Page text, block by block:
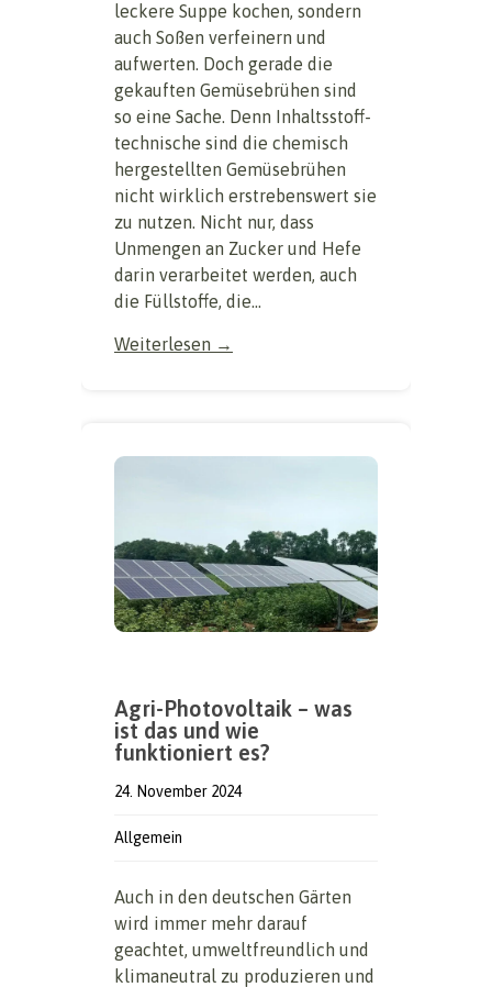
leckere Suppe kochen, sondern
auch Soßen verfeinern und
aufwerten. Doch gerade die
gekauften Gemüsebrühen sind
so eine Sache. Denn Inhaltsstoff-
technische sind die chemisch
hergestellten Gemüsebrühen
nicht wirklich erstrebenswert sie
zu nutzen. Nicht nur, dass
Unmengen an Zucker und Hefe
darin verarbeitet werden, auch
die Füllstoffe, die...
Weiterlesen →
Agri-Photovoltaik – was
ist das und wie
funktioniert es?
24. November 2024
Allgemein
Auch in den deutschen Gärten
wird immer mehr darauf
geachtet, umweltfreundlich und
klimaneutral zu produzieren und